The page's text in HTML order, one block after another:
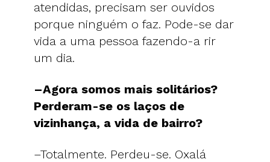
atendidas, precisam ser ouvidos
porque ninguém o faz. Pode-se dar
vida a uma pessoa fazendo-a rir
um dia.
–Agora somos mais solitários?
Perderam-se os laços de
vizinhança, a vida de bairro?
–Totalmente. Perdeu-se. Oxalá